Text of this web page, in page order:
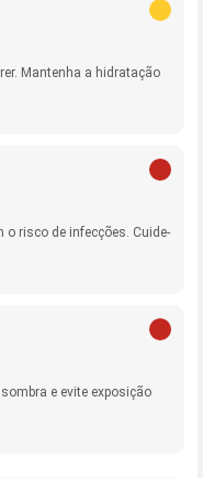
Mantenha a hidratação
o risco de infecções. Cuide-
e evite exposição